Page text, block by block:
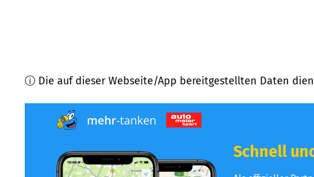
ⓘ Die auf dieser Webseite/App bereitgestellten Daten
Schnell